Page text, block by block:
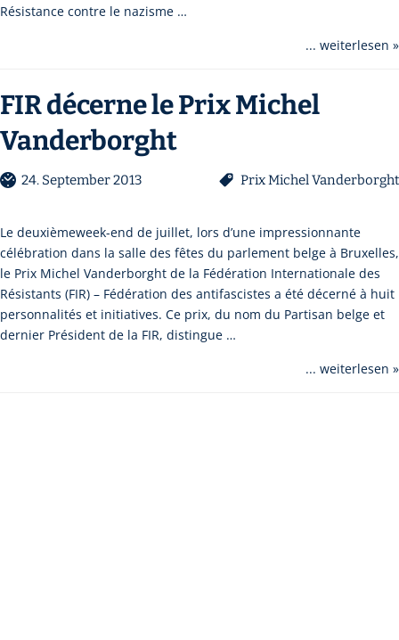
Résistance contre le nazisme …
... weiterlesen »
FIR décerne le Prix Michel
Vanderborght
24. September 2013 Prix Michel Vanderborght
Le deuxièmeweek-end de juillet, lors d’une impressionnante
célébration dans la salle des fêtes du parlement belge à Bruxelles,
le Prix Michel Vanderborght de la Fédération Internationale des
Résistants (FIR) – Fédération des antifascistes a été décerné à huit
personnalités et initiatives. Ce prix, du nom du Partisan belge et
dernier Président de la FIR, distingue …
... weiterlesen »